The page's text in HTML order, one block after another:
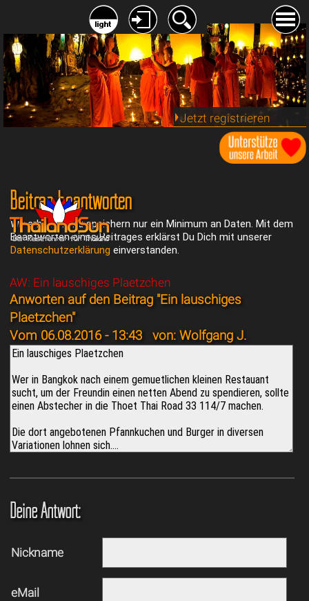
Jetzt registrieren
Beitrag beantworten
Wir erheben und speichern nur ein Minimum an Daten. Mit dem
Beantworten eines Beitrages erklärst Du Dich mit unserer
Datenschutzerklärung einverstanden.
AW: Ein lauschiges Plaetzchen
Anworten auf den Beitrag "Ein lauschiges
Plaetzchen"
Vom 06.08.2016 - 13:43 von: Wolfgang J.
Deine Antwort:
Nickname
eMail